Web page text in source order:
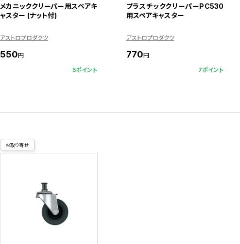
メカニッククリーパー用スペアキ
ャスター (ナット付)
アストロプロダクツ
550円
5ポイント
プラスチッククリーパーPC530
用スペアキャスター
アストロプロダクツ
770円
7ポイント
お取り寄せ